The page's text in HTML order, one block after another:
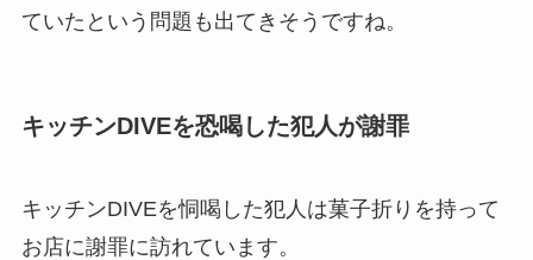
ていたという問題も出てきそうですね。
キッチンDIVEを恐喝した犯人が謝罪
キッチンDIVEを恫喝した犯人は菓子折りを持って
お店に謝罪に訪れています。